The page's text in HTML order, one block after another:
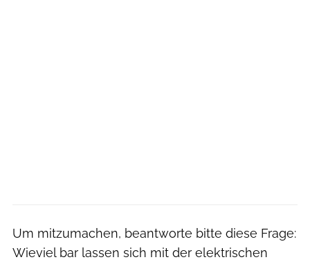
Um mitzumachen, beantworte bitte diese Frage:
Wieviel bar lassen sich mit der elektrischen